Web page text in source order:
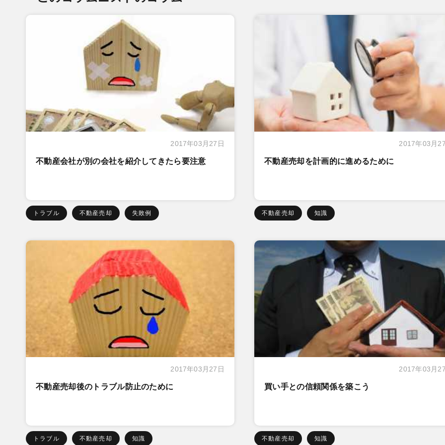
2017年03月27日
不動産会社が別の会社を紹介してきたら要注意
トラブル 不動産売却 失敗例
2017年03月
不動産売却を計画的に進めるために
不動産売却 知識
2017年03月27日
不動産売却後のトラブル防止のために
トラブル 不動産売却 知識
2017年03月
買い手との信頼関係を築こう
不動産売却 知識